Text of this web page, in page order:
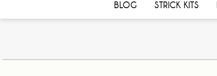
BLOG STRICK KITS